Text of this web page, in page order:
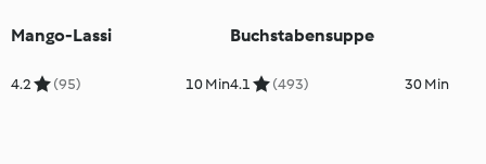
Mango-Lassi
4.2 (95) 10 Min
Buchstabensuppe
4.1 (493) 30 Min